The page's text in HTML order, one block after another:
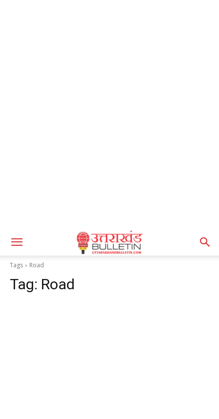
Tags Road
Tag: Road